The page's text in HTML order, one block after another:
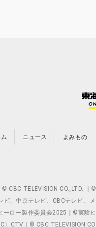
ニュース よみもの
CBC TELEVISION CO.,LTD.
ビ、中京テレビ、CBCテレビ
ロー製作委員会2025｜©実験
）CTV｜© CBC TELEVISION